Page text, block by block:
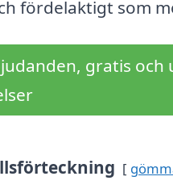
fördelaktigt som
gratis och